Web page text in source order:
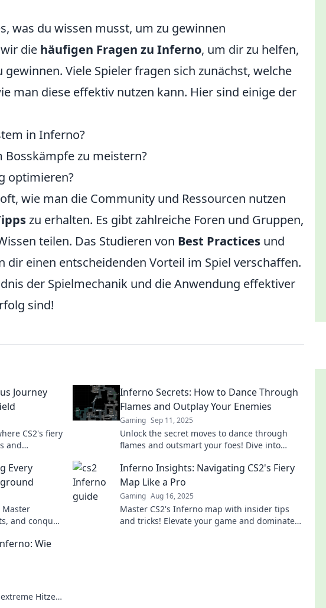
was du wissen musst, um zu gewinnen
die häufigen Fragen zu Inferno, um dir zu helfen,
gewinnen. Viele Spieler fragen sich zunächst, welche
man diese effektiv nutzen kann. Hier sind einige der
in Inferno?
Bosskämpfe zu meistern?
optimieren?
wie man die Community und Ressourcen nutzen
zu erhalten. Es gibt zahlreiche Foren und Gruppen,
teilen. Das Studieren von Best Practices und
dir einen entscheidenden Vorteil im Spiel verschaffen.
der Spielmechanik und die Anwendung effektiver
sind!
Journey
CS2's fiery
and
Inferno Secrets: How to Dance Through
Flames and Outplay Your Enemies
Gaming Sep 11, 2025
Unlock the secret moves to dance through
flames and outsmart your foes! Dive into
Every
Master
and conquer
Inferno Insights: Navigating CS2's Fiery
Map Like a Pro
Gaming Aug 16, 2025
Master CS2's Inferno map with insider tips
and tricks! Elevate your game and dominate
Wie
Hitze